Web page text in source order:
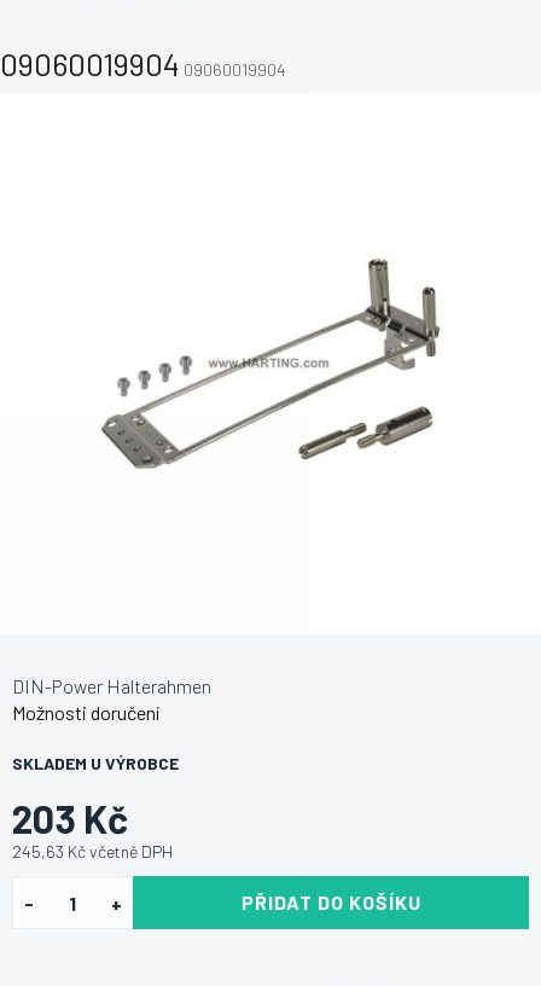
09060019904 09060019904
203 Kč
245,63 Kč včetně DPH
SKLADEM U VÝROBCE
Možnosti doručení
PŘIDAT DO KOŠÍKU
DIN-Power Halterahmen